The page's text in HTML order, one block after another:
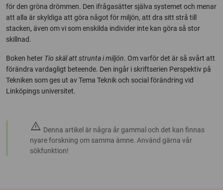
för den gröna drömmen. Den ifrågasätter själva systemet och menar
att alla är skyldiga att göra något för miljön, att dra sitt strå till
stacken, även om vi som enskilda individer inte kan göra så stor
skillnad.
Boken heter Tio skäl att strunta i miljön. Om varför det är så svårt att
förändra vardagligt beteende. Den ingår i skriftserien Perspektiv på
Tekniken som ges ut av Tema Teknik och social förändring vid
Linköpings universitet.
warning Denna artikel är några år gammal och det kan finnas
nyare forskning om samma ämne. Använd gärna vår
sökfunktion!